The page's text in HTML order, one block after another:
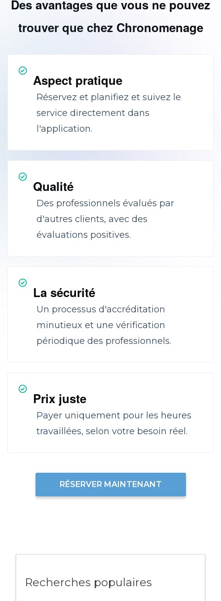
Des avantages que vous ne pouvez
trouver que chez Chronomenage
Aspect pratique
Réservez et planifiez et suivez le
service directement dans
l'application.
Qualité
Des professionnels évalués par
d'autres clients, avec des
évaluations positives.
La sécurité
Un processus d'accréditation
minutieux et une vérification
périodique des professionnels.
Prix juste
Payer uniquement pour les heures
travaillées, selon votre besoin réel.
RÉSERVER MAINTENANT
Recherches populaires